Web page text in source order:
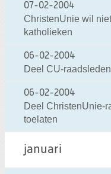
07-02-2004
ChristenUnie wil
katholieken
06-02-2004
Deel CU-
06-02-2004
Deel ChristenUnie-
toelaten
januari